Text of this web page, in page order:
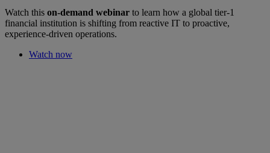
Watch this on-demand webinar to learn how a global tier-1
financial institution is shifting from reactive IT to proactive,
experience-driven operations.
Watch now